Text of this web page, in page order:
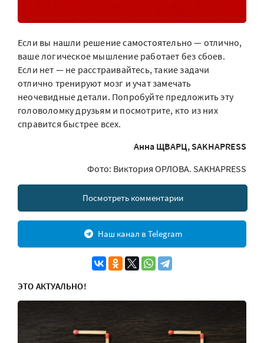
Если вы нашли решение самостоятельно — отлично,
ваше логическое мышление работает без сбоев.
Если нет — не расстраивайтесь, такие задачи
отлично тренируют мозг и учат замечать
неочевидные детали. Попробуйте предложить эту
головоломку друзьям и посмотрите, кто из них
справится быстрее всех.
Анна ЩВАРЦ, SAKHAPRESS
Фото: Виктория ОРЛОВА. SAKHAPRESS
Посмотреть комментарии
Наш канал в Telegram
ЭТО АКТУАЛЬНО!